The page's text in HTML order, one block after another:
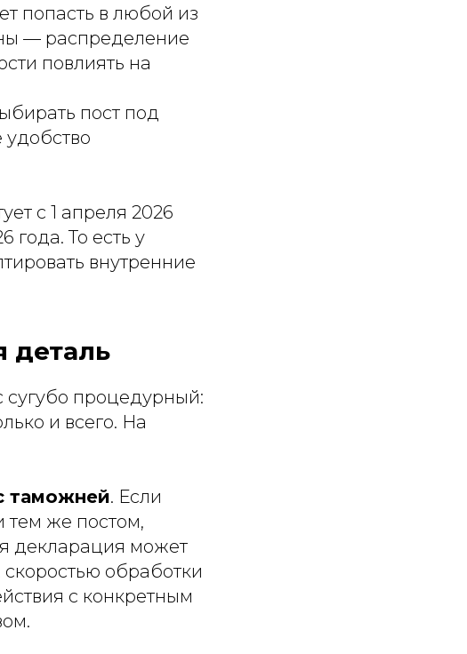
попасть в любой из
— распределение
повлиять на
пост под
с 1 апреля 2026
года. То есть у
внутренние
деталь
процедурный:
и всего. На
таможней. Если
тем же постом,
декларация может
обработки
с конкретным